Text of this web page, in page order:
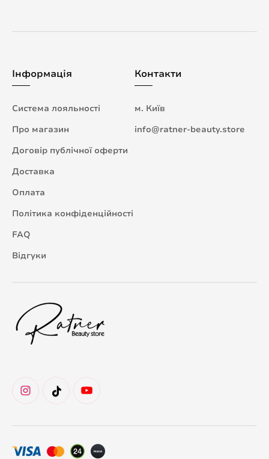
Інформація
Система лояльності
Про магазин
Договір публічної оферти
Доставка
Оплата
Політика конфіденційності
FAQ
Відгуки
Контакти
м. Київ
info@ratner-beauty.store